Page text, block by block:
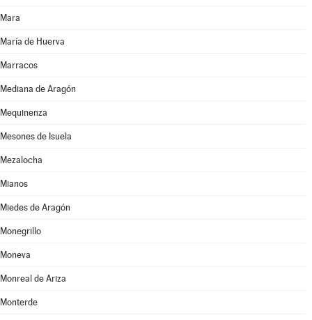
Mara
María de Huerva
Marracos
Mediana de Aragón
Mequinenza
Mesones de Isuela
Mezalocha
Mianos
Miedes de Aragón
Monegrillo
Moneva
Monreal de Ariza
Monterde